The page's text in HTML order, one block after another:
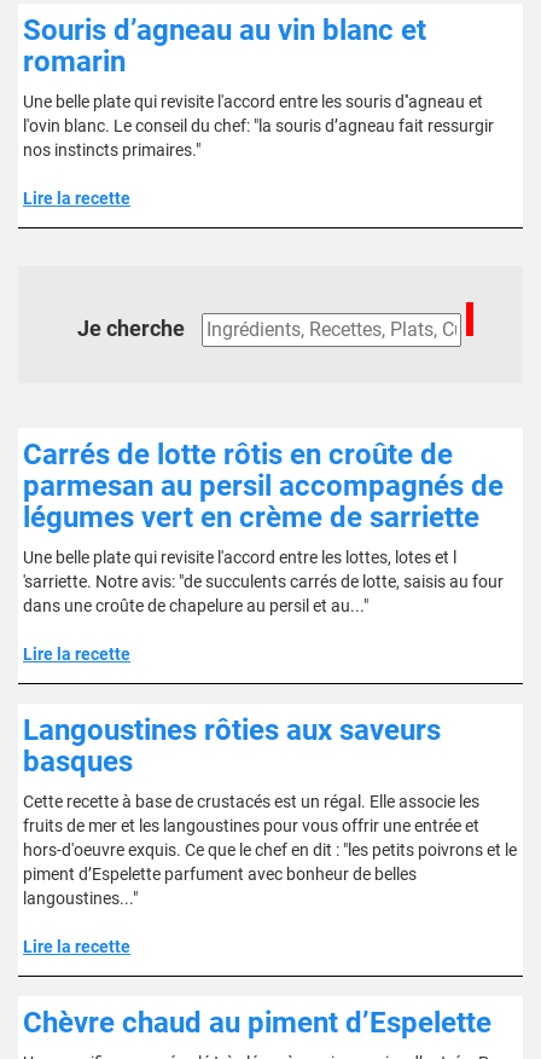
Souris d’agneau au vin blanc et
romarin
Une belle plate qui revisite l'accord entre les souris d''agneau et
l'ovin blanc. Le conseil du chef: "la souris d’agneau fait ressurgir
nos instincts primaires."
Lire la recette
Je cherche
Carrés de lotte rôtis en croûte de
parmesan au persil accompagnés de
légumes vert en crème de sarriette
Une belle plate qui revisite l'accord entre les lottes, lotes et l
'sarriette. Notre avis: "de succulents carrés de lotte, saisis au four
dans une croûte de chapelure au persil et au..."
Lire la recette
Langoustines rôties aux saveurs
basques
Cette recette à base de crustacés est un régal. Elle associe les
fruits de mer et les langoustines pour vous offrir une entrée et
hors-d'oeuvre exquis. Ce que le chef en dit : "les petits poivrons et le
piment d’Espelette parfument avec bonheur de belles
langoustines..."
Lire la recette
Chèvre chaud au piment d’Espelette